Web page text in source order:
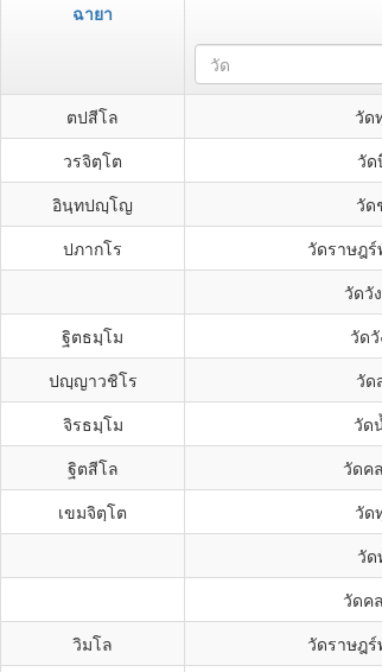
ฉายา
วัด
ตปสีโล วัด
วรจิตฺโต วัด
อินฺทปญฺโญ วัด
ปภากโร วัดราษฎ
วัดวั
ฐิตธมฺโม วัด
ปญฺญาวชิโร วัด
จิรธมฺโม วัด
ฐิตสีโล วัดค
เขมจิตฺโต วัด
วัด
วัดค
วิมโล วัดราษฎ